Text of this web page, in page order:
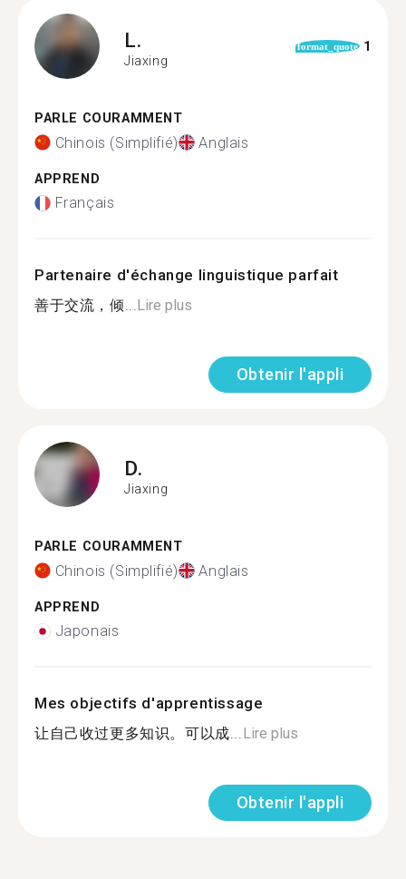
L.
Jiaxing
format_quote 1
PARLE COURAMMENT
Chinois (Simplifié) Anglais
APPREND
Français
Partenaire d'échange linguistique parfait
善于交流，倾...Lire plus
Obtenir l'appli
D.
Jiaxing
PARLE COURAMMENT
Chinois (Simplifié) Anglais
APPREND
Japonais
Mes objectifs d'apprentissage
让自己收过更多知识。可以成...Lire plus
Obtenir l'appli